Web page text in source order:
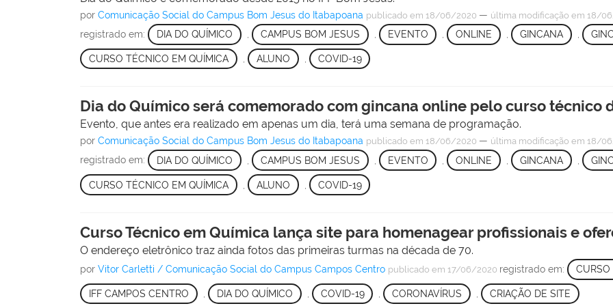
porComunicação Social do Campus Bom Jesus do Itabapoana publicado em 18/06/2020 — última modificação em 18/
registrado em: DIA DO QUÍMICO , CAMPUS BOM JESUS , EVENTO , ONLINE , GINCANA ,
CURSO TÉCNICO EM QUÍMICA ALUNO COVID-19
Dia do Químico será comemorado com gincana online pelo curso técnico
Evento, que antes era realizado em apenas um dia, terá uma semana de programação.
porComunicação Social do Campus Bom Jesus do Itabapoana publicado em 18/06/2020 — última modificação em 18/
registrado em: DIA DO QUÍMICO CAMPUS BOM JESUS EVENTO , ONLINE , GINCANA
CURSO TÉCNICO EM QUÍMICA ALUNO COVID-19
Curso Técnico em Química lança site para homenagear profissionais e
O endereço eletrônico traz ainda fotos das primeiras turmas na década de 70.
porVitor Carletti / Comunicação Social do Campus Campos Centro publicado em 17/06/2020 registrado em: CURSO
IFF CAMPOS CENTRO DIA DO QUÍMICO COVID-19 , CORONAVÍRUS , CRIAÇÃO DE SITE